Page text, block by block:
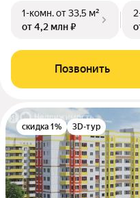
1-комн.от 33,5 м²
от 4,2 млн ₽
Позвонить
скидка 1% 3D-тур